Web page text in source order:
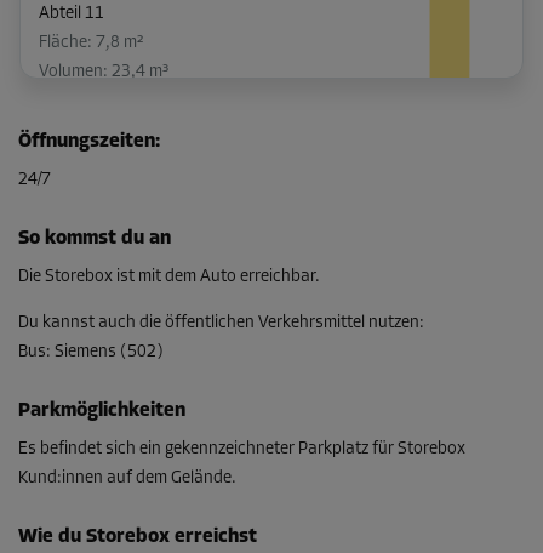
Abteil 11
Fläche: 7,8 m²
Volumen: 23,4 m³
-10%
249,00 EUR/Mon
224,09 EUR/Mon
Abteil 13
Volumen: 7,5 m³
m
Öffnungszeiten:
24/7
So kommst du an
Die Storebox ist mit dem Auto erreichbar.
Du kannst auch die öffentlichen Verkehrsmittel nutzen:
Bus: Siemens (502)
Parkmöglichkeiten
Es befindet sich ein gekennzeichneter Parkplatz für Storebox
Kund:innen auf dem Gelände.
Wie du Storebox erreichst